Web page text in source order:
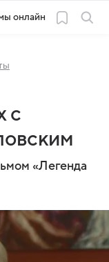
онлайн
с
«Легенда